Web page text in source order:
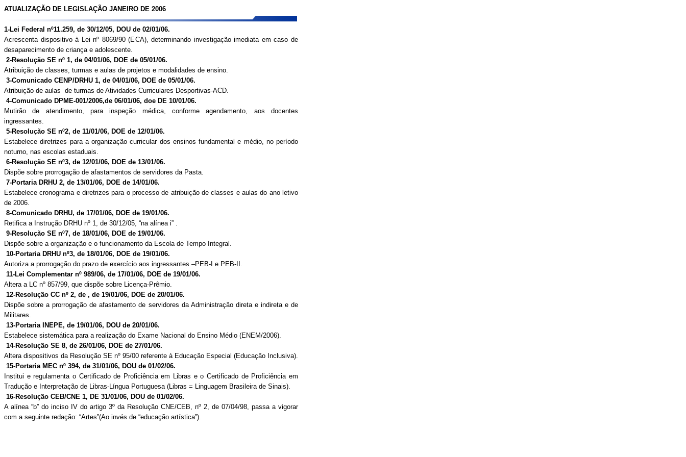
ATUALIZAÇÃO DE LEGISLAÇÃO JANEIRO DE 2006
1-Lei Federal nº11.259, de 30/12/05, DOU de 02/01/06.
Acrescenta dispositivo à Lei nº 8069/90 (ECA), determinando investigação imediata em caso de
desaparecimento de criança e adolescente.
2-Resolução SE nº 1, de 04/01/06, DOE de 05/01/06.
Atribuição de classes, turmas e aulas de projetos e modalidades de ensino.
3-Comunicado CENP/DRHU 1, de 04/01/06, DOE de 05/01/06.
Atribuição de aulas de turmas de Atividades Curriculares Desportivas-ACD.
4-Comunicado DPME-001/2006,de 06/01/06, doe DE 10/01/06.
Mutirão de atendimento, para inspeção médica, conformeagendamento, aos docentes
ingressantes.
5-Resolução SE nº2, de 11/01/06, DOE de 12/01/06.
Estabelece diretrizes para a organização curricular dos ensinos fundamental e médio, no período
noturno, nas escolas estaduais.
6-Resolução SE nº3, de 12/01/06, DOE de 13/01/06.
Dispõe sobre prorrogação de afastamentos de servidores da Pasta.
7-Portaria DRHU 2, de 13/01/06, DOE de 14/01/06.
Estabelece cronograma e diretrizes para o processo de atribuição de classes e aulas do ano letivo
de 2006.
8-Comunicado DRHU, de 17/01/06, DOE de 19/01/06.
Retifica a Instrução DRHU nº 1, de 30/12/05, “na alínea i” .
9-Resolução SE nº7, de 18/01/06, DOE de 19/01/06.
Dispõe sobre a organização e o funcionamento da Escola de Tempo Integral.
10-Portaria DRHU nº3, de 18/01/06, DOE de 19/01/06.
Autoriza a prorrogação do prazo de exercício aos ingressantes –PEB-I e PEB-II.
11-Lei Complementar nº 989/06, de 17/01/06, DOE de 19/01/06.
Altera a LC nº 857/99, que dispõe sobre Licença-Prêmio.
12-Resolução CC nº 2, de , de 19/01/06, DOE de 20/01/06.
Dispõe sobre a prorrogação de afastamento de servidores da Administração direta e indireta e de
Militares.
13-Portaria INEPE, de 19/01/06, DOU de 20/01/06.
Estabelece sistemática para a realização do Exame Nacional do Ensino Médio (ENEM/2006).
14-Resolução SE 8, de 26/01/06, DOE de 27/01/06.
Altera dispositivos da Resolução SE nº 95/00 referente à Educação Especial (Educação Inclusiva).
15-Portaria MEC nº 394, de 31/01/06, DOU de 01/02/06.
Institui e regulamenta o Certificado de Proficiência em Libras e o Certificado de Proficiência em
Tradução e Interpretação de Libras-Língua Portuguesa (Libras = Linguagem Brasileira de Sinais).
16-Resolução CEB/CNE 1, DE 31/01/06, DOU de 01/02/06.
A alínea “b” do inciso IV do artigo 3º da Resolução CNE/CEB, nº 2, de 07/04/98, passa a vigorar
com a seguinte redação: “Artes”(Ao invés de “educação artística”).